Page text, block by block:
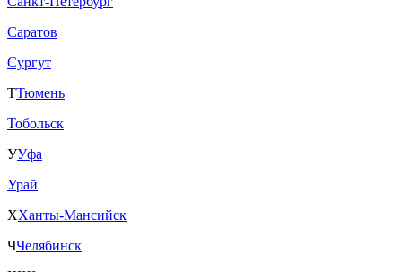
Саратов
Сургут
ТТюмень
Тобольск
УУфа
Урай
ХХанты-Мансийск
ЧЧелябинск